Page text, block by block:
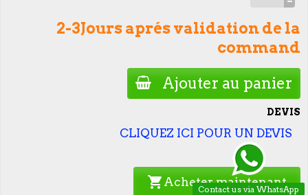
2-3Jours aprés validation de la
command
Ajouter au panier
DEVIS
CLIQUEZ ICI POUR UN DEVIS
shopping_cart Acheter maintenant
Contact us via WhatsApp